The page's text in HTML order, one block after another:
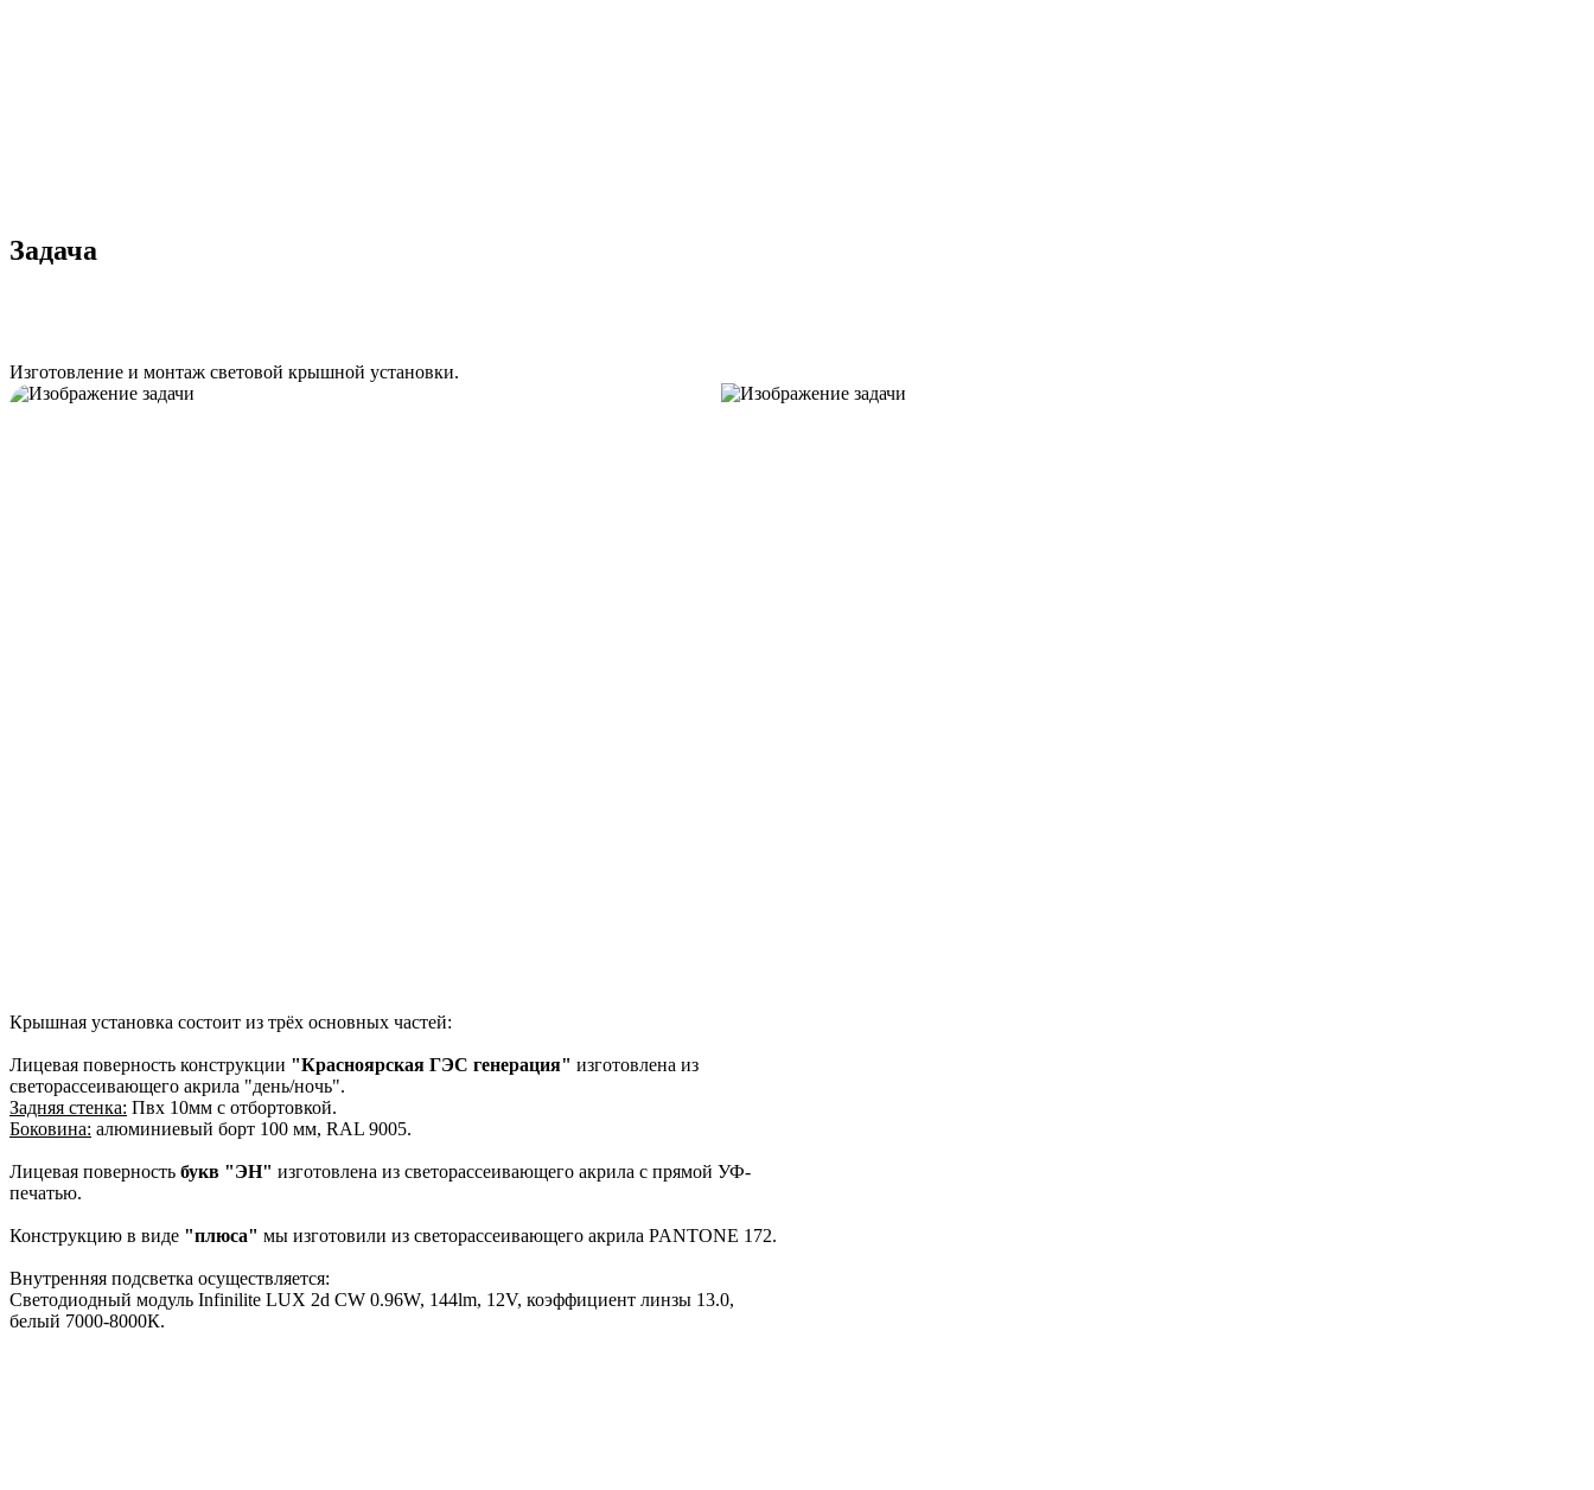
Задача
Изготовление и монтаж световой крышной установки.
Крышная установка состоит из трёх основных частей:
Лицевая поверность конструкции "Красноярская ГЭС генерация" изготовлена из
светорассеивающего акрила "день/ночь".
Задняя стенка: Пвх 10мм с отбортовкой.
Боковина: алюминиевый борт 100 мм, RAL 9005.
Лицевая поверность букв "ЭН" изготовлена из светорассеивающего акрила с прямой УФ-
печатью.
Конструкцию в виде "плюса" мы изготовили из светорассеивающего акрила PANTONE 172.
Внутренняя подсветка осуществляется:
Светодиодный модуль Infinilite LUX 2d CW 0.96W, 144lm, 12V, коэффициент линзы 13.0,
белый 7000-8000К.